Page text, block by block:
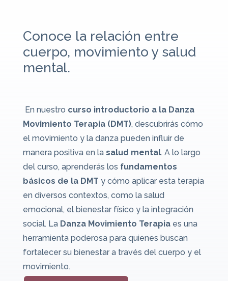
Conoce la relación entre
cuerpo, movimiento y salud
mental.
En nuestro curso introductorio a la Danza
Movimiento Terapia (DMT), descubrirás cómo
el movimiento y la danza pueden influir de
manera positiva en la salud mental. A lo largo
del curso, aprenderás los fundamentos
básicos de la DMT y cómo aplicar esta terapia
en diversos contextos, como la salud
emocional, el bienestar físico y la integración
social. La Danza Movimiento Terapiaes una
herramienta poderosa para quienes buscan
fortalecer su bienestar a través del cuerpo y el
movimiento.